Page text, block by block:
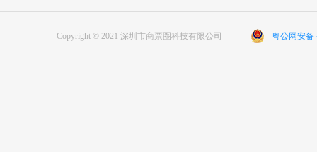
Copyright © 2021 深圳市商票圈科技有限公司 粤公网安备